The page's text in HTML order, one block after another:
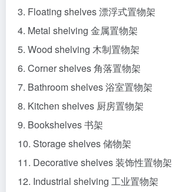
3. Floating shelves 漂浮式置物架
4. Metal shelving 金属置物架
5. Wood shelving 木制置物架
6. Corner shelves 角落置物架
7. Bathroom shelves 浴室置物架
8. Kitchen shelves 厨房置物架
9. Bookshelves 书架
10. Storage shelves 储物架
11. Decorative shelves 装饰性置物架
12. Industrial shelving 工业置物架